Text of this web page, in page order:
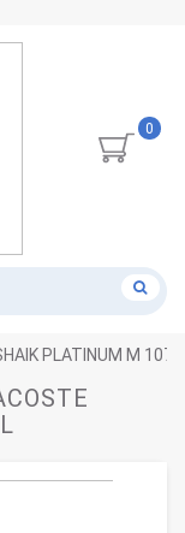
0
PLATINUM M 107